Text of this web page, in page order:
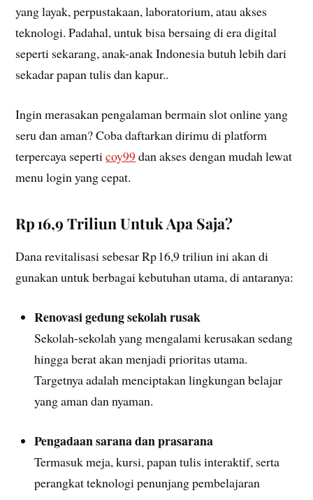
yang layak, perpustakaan, laboratorium, atau akses
teknologi. Padahal, untuk bisa bersaing di era digital
seperti sekarang, anak-anak Indonesia butuh lebih dari
sekadar papan tulis dan kapur..
Ingin merasakan pengalaman bermain slot online yang
seru dan aman? Coba daftarkan dirimu di platform
terpercaya seperticoy99dan akses dengan mudah lewat
menu login yang cepat.
Rp 16,9 Triliun Untuk Apa Saja?
Dana revitalisasi sebesar Rp 16,9 triliun ini akan di
gunakan untuk berbagai kebutuhan utama, di antaranya:
Renovasi gedung sekolah rusak
Sekolah-sekolah yang mengalami kerusakan sedang
hingga berat akan menjadi prioritas utama.
Targetnya adalah menciptakan lingkungan belajar
yang aman dan nyaman.
Pengadaan sarana dan prasarana
Termasuk meja, kursi, papan tulis interaktif, serta
perangkat teknologi penunjang pembelajaran